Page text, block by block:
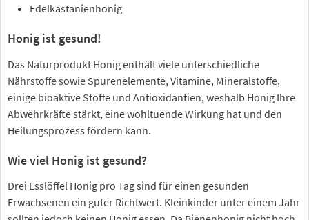
Edelkastanienhonig
Honig ist gesund!
Das Naturprodukt Honig enthält viele unterschiedliche
Nährstoffe sowie Spurenelemente, Vitamine, Mineralstoffe,
einige bioaktive Stoffe und Antioxidantien, weshalb Honig Ihre
Abwehrkräfte stärkt, eine wohltuende Wirkung hat und den
Heilungsprozess fördern kann.
Wie viel Honig ist gesund?
Drei Esslöffel Honig pro Tag sind für einen gesunden
Erwachsenen ein guter Richtwert. Kleinkinder unter einem Jahr